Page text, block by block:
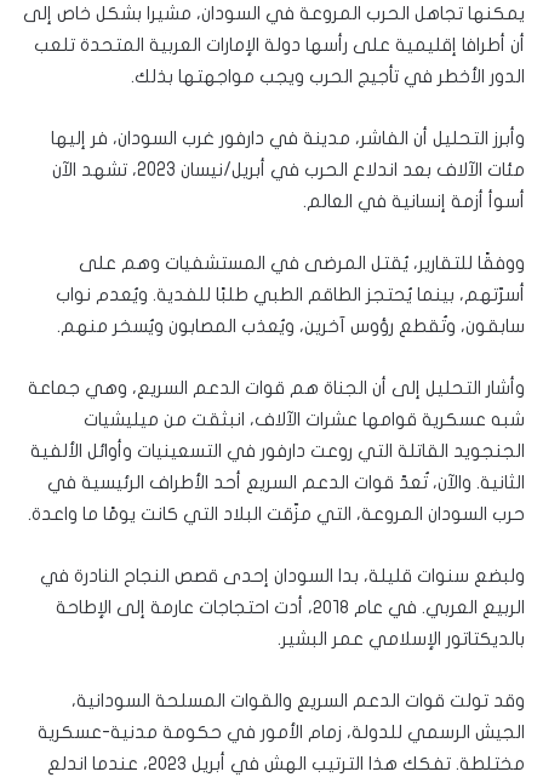
يمكنها تجاهل الحرب المروعة في السودان، مشيرا بشكل خاص إلى
أن أطرافا إقليمية على رأسها دولة الإمارات العربية المتحدة تلعب
الدور الأخطر في تأجيج الحرب ويجب مواجهتها بذلك.
وأبرز التحليل أن الفاشر، مدينة في دارفور غرب السودان، فر إليها
مئات الآلاف بعد اندلاع الحرب في أبريل/نيسان 2023، تشهد الآن
أسوأ أزمة إنسانية في العالم.
ووفقًا للتقارير، يُقتل المرضى في المستشفيات وهم على
أسرّتهم، بينما يُحتجز الطاقم الطبي طلبًا للفدية. ويُعدم نواب
سابقون، وتُقطع رؤوس آخرين، ويُعذب المصابون ويُسخر منهم.
وأشار التحليل إلى أن الجناة هم قوات الدعم السريع، وهي جماعة
شبه عسكرية قوامها عشرات الآلاف، انبثقت من ميليشيات
الجنجويد القاتلة التي روعت دارفور في التسعينيات وأوائل الألفية
الثانية. والآن، تُعدّ قوات الدعم السريع أحد الأطراف الرئيسية في
حرب السودان المروعة، التي مزّقت البلاد التي كانت يومًا ما واعدة.
ولبضع سنوات قليلة، بدا السودان إحدى قصص النجاح النادرة في
الربيع العربي. في عام ٢٠١٨، أدت احتجاجات عارمة إلى الإطاحة
بالديكتاتور الإسلامي عمر البشير.
وقد تولت قوات الدعم السريع والقوات المسلحة السودانية،
الجيش الرسمي للدولة، زمام الأمور في حكومة مدنية-عسكرية
مختلطة. تفكك هذا الترتيب الهش في أبريل ٢٠٢٣، عندما اندلع